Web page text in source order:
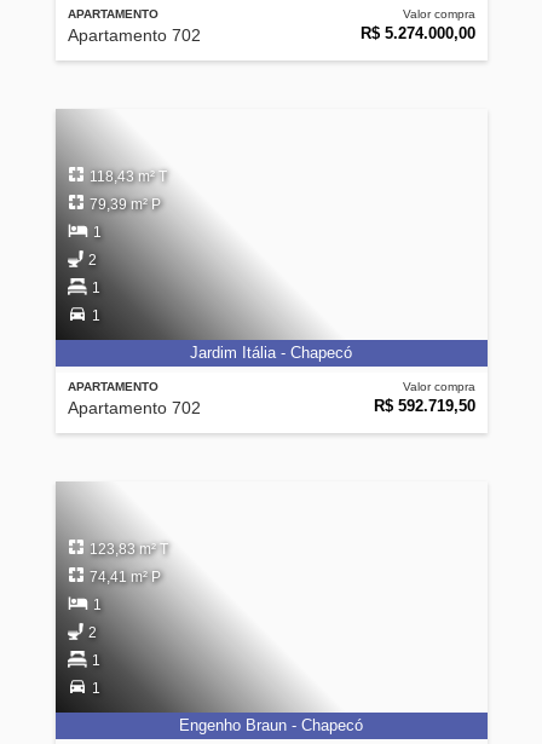
APARTAMENTO
Apartamento 702
Valor compra
R$ 5.274.000,00
APARTAMENTO
Apartamento 702
Valor compra
R$ 592.719,50
118,43 m² T
79,39 m² P
1
2
1
1
Jardim Itália - Chapecó
123,83 m² T
74,41 m² P
1
2
1
1
Engenho Braun - Chapecó